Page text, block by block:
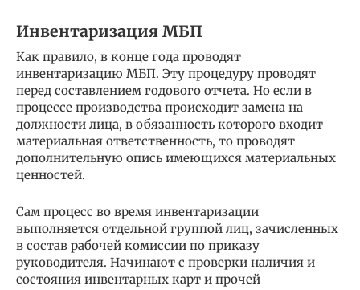
Инвентаризация МБП
Как правило, в конце года проводят
инвентаризацию МБП. Эту процедуру проводят
перед составлением годового отчета. Но если в
процессе производства происходит замена на
должности лица, в обязанность которого входит
материальная ответственность, то проводят
дополнительную опись имеющихся материальных
ценностей.
Сам процесс во время инвентаризации
выполняется отдельной группой лиц, зачисленных
в состав рабочей комиссии по приказу
руководителя. Начинают с проверки наличия и
состояния инвентарных карт и прочей